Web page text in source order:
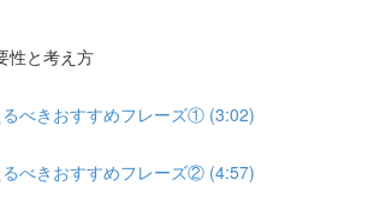
性と考え方
べきおすすめフレーズ① (3:02)
べきおすすめフレーズ② (4:57)